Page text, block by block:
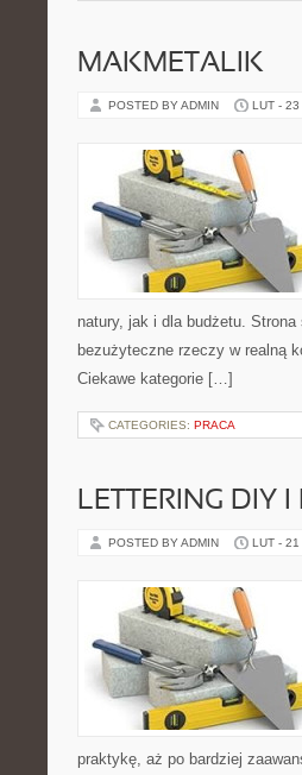
MAKMETALIK
POSTED BY ADMIN LUT - 23
natury, jak i dla budżetu.
bezużyteczne rzeczy w realną
Ciekawe kategorie […]
CATEGORIES: PRACA
LETTERING DIY I
POSTED BY ADMIN LUT - 21
praktykę, aż po bardziej